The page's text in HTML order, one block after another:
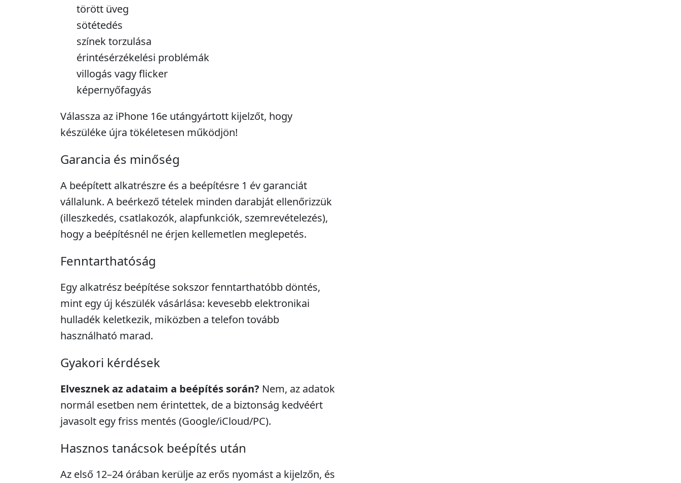
törött üveg
sötétedés
színek torzulása
érintésérzékelési problémák
villogás vagy flicker
képernyőfagyás
Válassza az iPhone 16e utángyártott kijelzőt, hogy
készüléke újra tökéletesen működjön!
Garancia és minőség
A beépített alkatrészre és a beépítésre 1 év garanciát
vállalunk. A beérkező tételek minden darabját ellenőrizzük
(illeszkedés, csatlakozók, alapfunkciók, szemrevételezés),
hogy a beépítésnél ne érjen kellemetlen meglepetés.
Fenntarthatóság
Egy alkatrész beépítése sokszor fenntarthatóbb döntés,
mint egy új készülék vásárlása: kevesebb elektronikai
hulladék keletkezik, miközben a telefon tovább
használható marad.
Gyakori kérdések
Elvesznek az adataim a beépítés során? Nem, az adatok
normál esetben nem érintettek, de a biztonság kedvéért
javasolt egy friss mentés (Google/iCloud/PC).
Hasznos tanácsok beépítés után
Az első 12–24 órában kerülje az erős nyomást a kijelzőn, és